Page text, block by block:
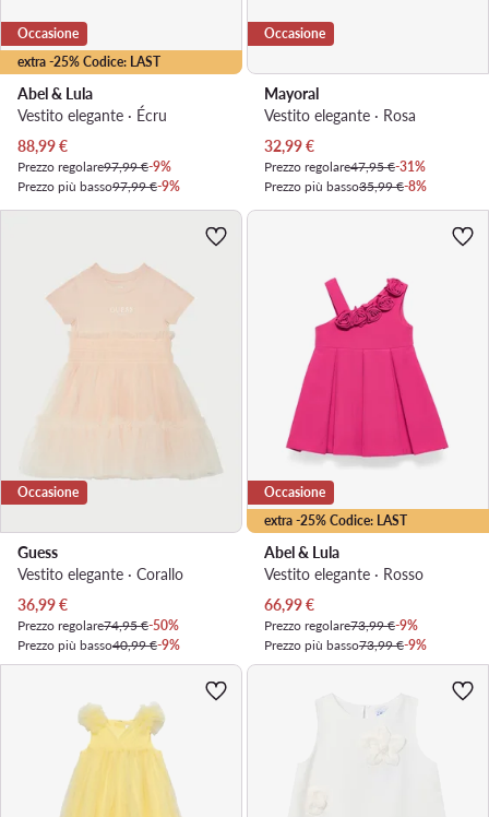
extra -25% Codice: LAST
Occasione
Abel & Lula
Vestito elegante · Écru
Prezzo attuale
88,99€
Prezzo regolare97,99 €-9%
Prezzo più basso97,99 €-9%
Occasione
Mayoral
Vestito elegante · Rosa
Prezzo attuale
32,99€
Prezzo regolare47,95 €-31%
Prezzo più basso35,99 €-8%
Occasione
Guess
Vestito elegante · Corallo
Prezzo attuale
36,99€
Prezzo regolare74,95 €-50%
Prezzo più basso40,99 €-9%
extra -25% Codice: LAST
Occasione
Abel & Lula
Vestito elegante · Rosso
Prezzo attuale
66,99€
Prezzo regolare73,99 €-9%
Prezzo più basso73,99 €-9%